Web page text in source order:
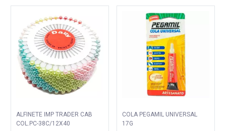
ALFINETE IMP TRADER CAB
COL.PC-38C/12X40
COLA PEGAMIL UNIVERSAL
17G